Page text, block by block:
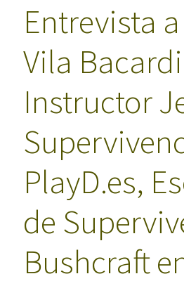
Entrevista
Vila Bacardi
Instructor
PlayD.es,
de
Bushcraft